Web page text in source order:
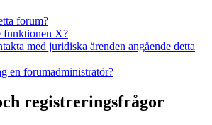
forum?
funktionen X?
med juridiska ärenden angående detta
en forumadministratör?
registreringsfrågor